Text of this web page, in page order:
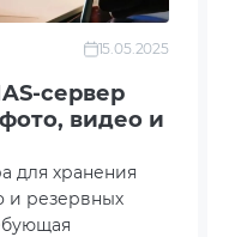
15.05.2025
сервер
видео и
для хранения
и резервных